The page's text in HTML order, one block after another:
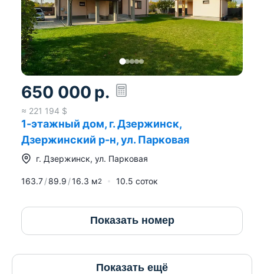
650 000 р.
≈ 221 194 $
1-этажный дом, г. Дзержинск,
Дзержинский р-н, ул. Парковая
г. Дзержинск, ул. Парковая
163.7 89.9 16.3 м2 10.5 соток
Показать номер
Показать ещё